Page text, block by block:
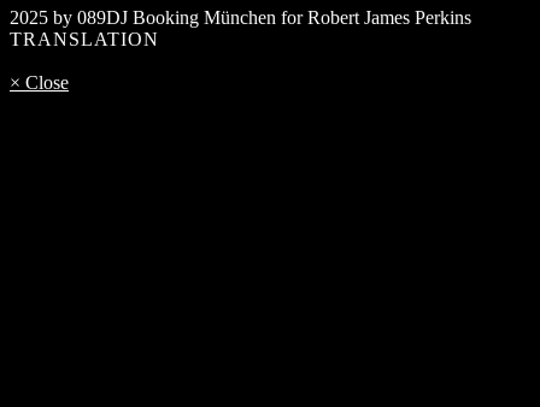
2025 by 089DJ Booking München for Robert James Perkins
TRANSLATION
× Close